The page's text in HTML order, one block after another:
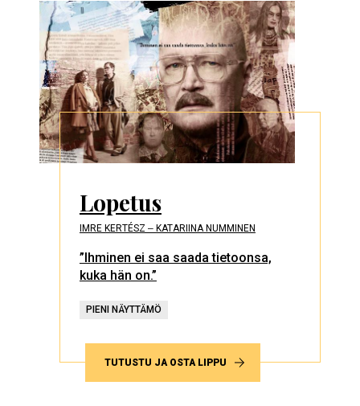
Lopetus
IMRE KERTÉSZ ‒ KATARIINA NUMMINEN
”Ihminen ei saa saada tietoonsa,
kuka hän on.”
PIENI NÄYTTÄMÖ
TUTUSTU JA OSTA LIPPU